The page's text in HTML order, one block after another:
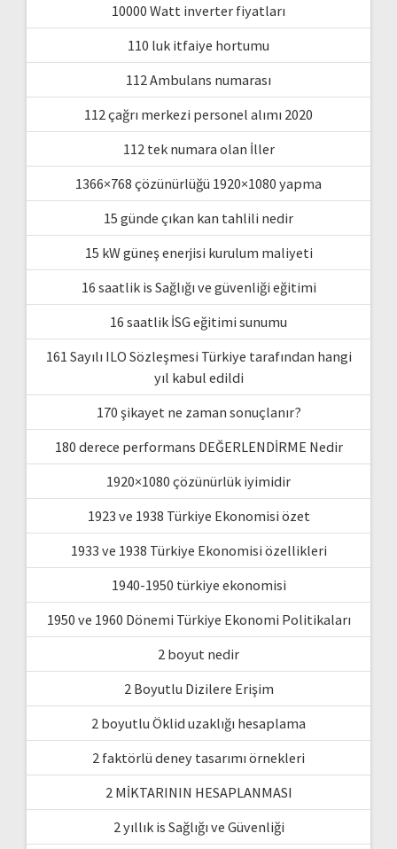
10000 Watt inverter fiyatları
110 luk itfaiye hortumu
112 Ambulans numarası
112 çağrı merkezi personel alımı 2020
112 tek numara olan İller
1366×768 çözünürlüğü 1920×1080 yapma
15 günde çıkan kan tahlili nedir
15 kW güneş enerjisi kurulum maliyeti
16 saatlik is Sağlığı ve güvenliği eğitimi
16 saatlik İSG eğitimi sunumu
161 Sayılı ILO Sözleşmesi Türkiye tarafından hangi
yıl kabul edildi
170 şikayet ne zaman sonuçlanır?
180 derece performans DEĞERLENDİRME Nedir
1920×1080 çözünürlük iyimidir
1923 ve 1938 Türkiye Ekonomisi özet
1933 ve 1938 Türkiye Ekonomisi özellikleri
1940-1950 türkiye ekonomisi
1950 ve 1960 Dönemi Türkiye Ekonomi Politikaları
2 boyut nedir
2 Boyutlu Dizilere Erişim
2 boyutlu Öklid uzaklığı hesaplama
2 faktörlü deney tasarımı örnekleri
2 MİKTARININ HESAPLANMASI
2 yıllık is Sağlığı ve Güvenliği